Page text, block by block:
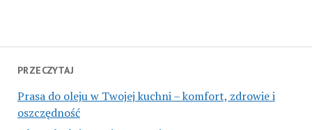
PRZECZYTAJ
Prasa do oleju w Twojej kuchni – komfort, zdrowie i
oszczędność